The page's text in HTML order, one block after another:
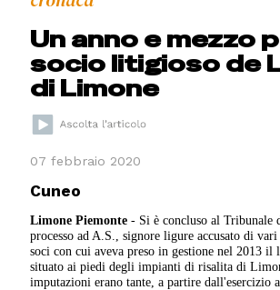
Un anno e mezzo
socio litigioso de
di Limone
07 febbraio 2020
Cuneo
Limone Piemonte - Si è concluso al Tribunale
processo ad A.S., signore ligure accusato di
soci con cui aveva preso in gestione nel 2013 il
situato ai piedi degli impianti di risalita di
imputazioni erano tante, a partire dall'esercizio